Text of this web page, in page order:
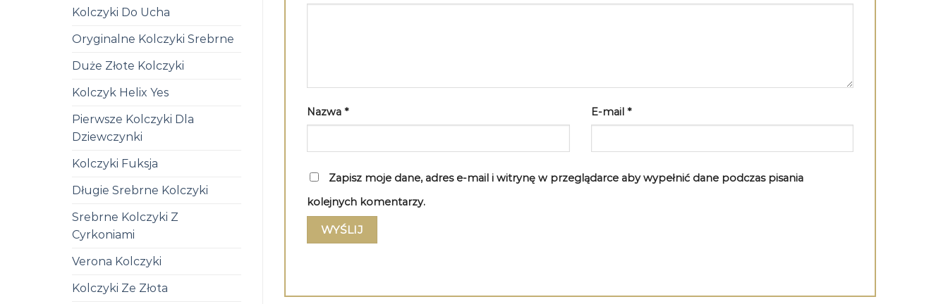
Kolczyki Do Ucha
Oryginalne Kolczyki Srebrne
Duże Złote Kolczyki
Kolczyk Helix Yes
Pierwsze Kolczyki Dla
Dziewczynki
Kolczyki Fuksja
Długie Srebrne Kolczyki
Srebrne Kolczyki Z
Cyrkoniami
Verona Kolczyki
Kolczyki Ze Złota
Nazwa * E-mail *
Zapisz moje dane, adres e-mail i witrynę w przeglądarce aby wypełnić dane podczas pisania
kolejnych komentarzy.